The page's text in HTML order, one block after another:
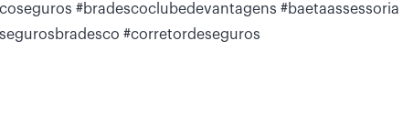
#bradescoclubedevantagens #baetaassessoria
#corretordeseguros